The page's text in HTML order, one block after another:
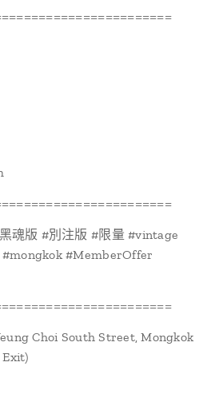
魂版 #別注版 #限量 #vintage
#MemberOffer
Choi South Street, Mongkok